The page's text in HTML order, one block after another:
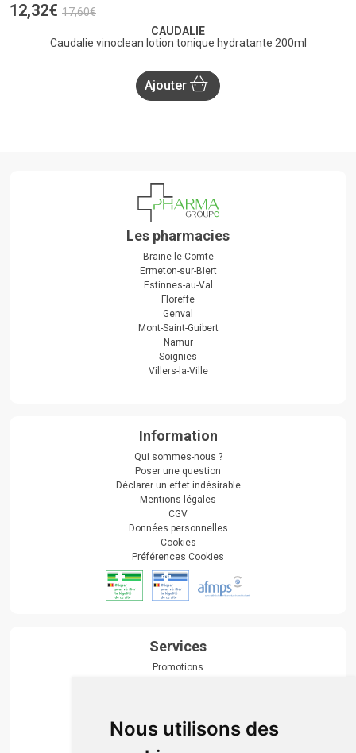
Nous utilisons des
12,32€ 17,60€
CAUDALIE
Caudalie vinoclean lotion tonique hydratante 200ml
Ajouter
Les pharmacies
Braine-le-Comte
Ermeton-sur-Biert
Estinnes-au-Val
Floreffe
Genval
Mont-Saint-Guibert
Namur
Soignies
Villers-la-Ville
Information
Qui sommes-nous ?
Poser une question
Déclarer un effet indésirable
Mentions légales
CGV
Données personnelles
Cookies
Préférences Cookies
Services
Promotions
Actualités & conseils
Événements